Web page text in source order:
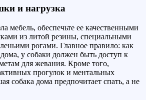
и нагрузка
мебель, обеспечьте ее качественными
из литой резины, специальными
рогами. Главное правило: как
у собаки должен быть доступ к
для жевания. Кроме того,
прогулок и ментальных
собака дома предпочитает спать, а не